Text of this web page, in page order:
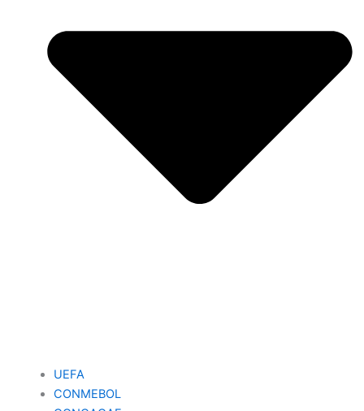
UEFA
CONMEBOL